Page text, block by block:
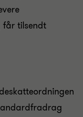
får tilsendt